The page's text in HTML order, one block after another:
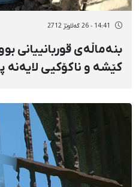
14:41 - 26 گەلاوێژ 2712
بنەماڵەی قوربانییانی
كێشە و ناكۆكیی لایەنە